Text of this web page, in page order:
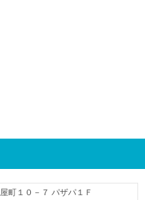
町１０－７ パザパ１Ｆ